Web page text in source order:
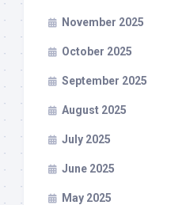
November 2025
October 2025
September 2025
August 2025
July 2025
June 2025
May 2025